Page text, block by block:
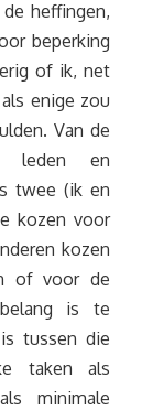
heffingen,
beperking
of ik, net
enige zou
Van de
leden en
twee (ik en
kozen voor
kozen
of voor de
is te
tussen die
taken als
minimale